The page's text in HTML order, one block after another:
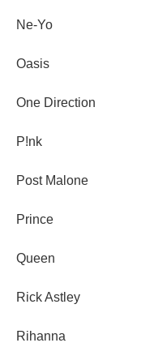
Ne-Yo
Oasis
One Direction
P!nk
Post Malone
Prince
Queen
Rick Astley
Rihanna